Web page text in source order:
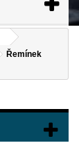
Řemínek